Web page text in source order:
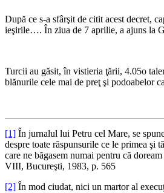
După ce s-a sfârşit de citit acest decret,
ieşirile…. În ziua de 7 aprilie, a ajuns la
Turcii au găsit, în vistieria ţării, 4.05o
blănurile cele mai de preţ şi podoabelor
[1] În jurnalul lui Petru cel Mare, se
despre toate răspunsurile ce le primea şi
care ne băgasem numai pentru că
VIII, Bucureşti, 1983, p. 565
[2] În mod ciudat, nici un martor al